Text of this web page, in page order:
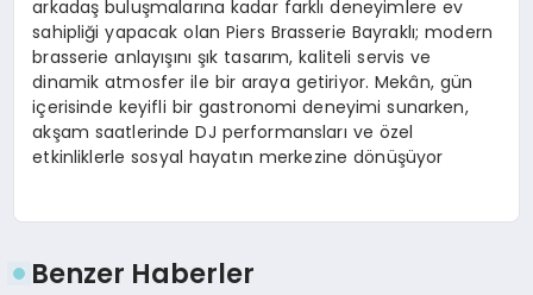
arkadaş buluşmalarına kadar farklı deneyimlere ev
sahipliği yapacak olan Piers Brasserie Bayraklı; modern
brasserie anlayışını şık tasarım, kaliteli servis ve
dinamik atmosfer ile bir araya getiriyor. Mekân, gün
içerisinde keyifli bir gastronomi deneyimi sunarken,
akşam saatlerinde DJ performansları ve özel
etkinliklerle sosyal hayatın merkezine dönüşüyor
Benzer Haberler